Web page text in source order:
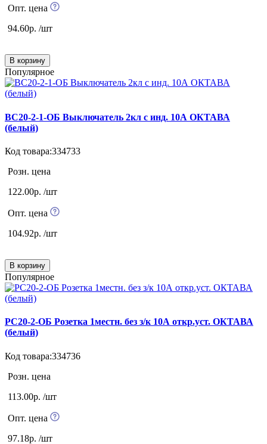
Опт. цена
94.60р. /шт
В корзину
Популярное
ВС20-2-1-ОБ Выключатель 2кл с инд. 10А ОКТАВА
(белый)
Код товара:334733
Розн. цена
122.00р. /шт
Опт. цена
104.92р. /шт
В корзину
Популярное
РС20-2-ОБ Розетка 1местн. без з/к 10А откр.уст. ОКТАВА
(белый)
Код товара:334736
Розн. цена
113.00р. /шт
Опт. цена
97.18р. /шт